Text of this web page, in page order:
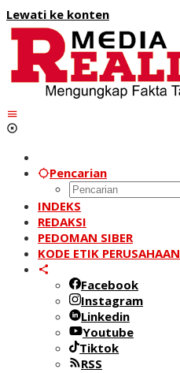
Lewati ke konten
Pencarian
INDEKS
REDAKSI
PEDOMAN SIBER
KODE ETIK PERUSAHAAN
Facebook
Instagram
Linkedin
Youtube
Tiktok
RSS